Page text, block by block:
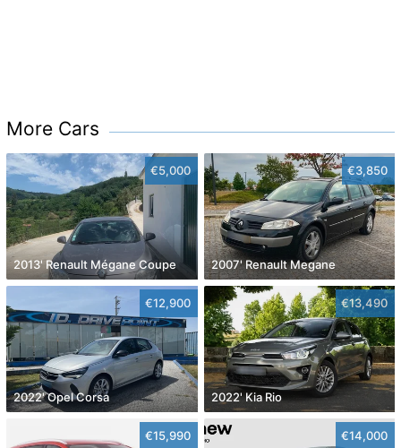
More Cars
€5,000
2013' Renault Mégane Coupe
€3,850
2007' Renault Megane
€12,900
2022' Opel Corsa
€13,490
2022' Kia Rio
€15,990 €14,000